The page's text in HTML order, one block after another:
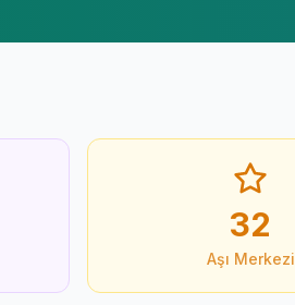
32
Aşı Merkezi